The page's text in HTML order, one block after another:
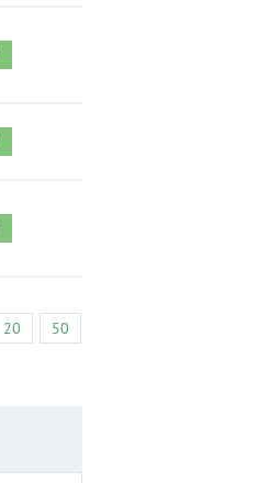
20 50